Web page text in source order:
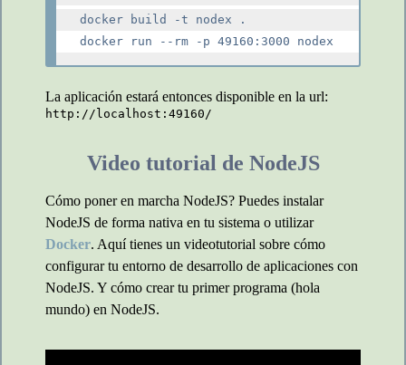
docker build -t nodex .
La aplicación estará entonces disponible en la url:
http://localhost:49160/
Video tutorial de NodeJS
Cómo poner en marcha NodeJS? Puedes instalar
NodeJS de forma nativa en tu sistema o utilizar
Docker. Aquí tienes un videotutorial sobre cómo
configurar tu entorno de desarrollo de aplicaciones con
NodeJS. Y cómo crear tu primer programa (hola
mundo) en NodeJS.